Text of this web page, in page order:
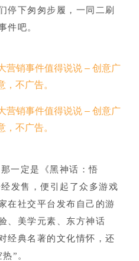
停下匆匆步履，一同二刷
件吧。
一定是《黑神话：悟
发售，便引起了众多游戏
在社交平台发布自己的游
、美学元素、东方神话
经典名著的文化情怀，还
”。